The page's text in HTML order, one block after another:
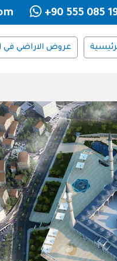
+90 555 085
عروض الاراضي